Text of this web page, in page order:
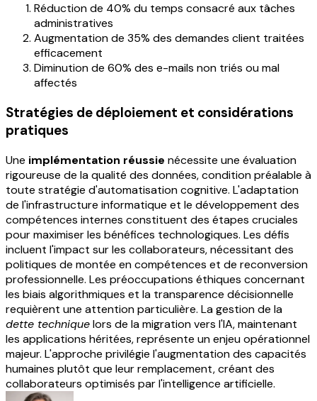
Réduction de 40% du temps consacré aux tâches
administratives
Augmentation de 35% des demandes client traitées
efficacement
Diminution de 60% des e-mails non triés ou mal
affectés
Stratégies de déploiement et considérations
pratiques
Une implémentation réussie nécessite une évaluation
rigoureuse de la qualité des données, condition préalable à
toute stratégie d'automatisation cognitive. L'adaptation
de l'infrastructure informatique et le développement des
compétences internes constituent des étapes cruciales
pour maximiser les bénéfices technologiques. Les défis
incluent l'impact sur les collaborateurs, nécessitant des
politiques de montée en compétences et de reconversion
professionnelle. Les préoccupations éthiques concernant
les biais algorithmiques et la transparence décisionnelle
requièrent une attention particulière. La gestion de la
dette techniquelors de la migration vers l'IA, maintenant
les applications héritées, représente un enjeu opérationnel
majeur. L'approche privilégie l'augmentation des capacités
humaines plutôt que leur remplacement, créant des
collaborateurs optimisés par l'intelligence artificielle.